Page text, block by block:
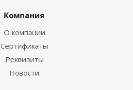
Компания
О компании
Сертификаты
Реквизиты
Новости